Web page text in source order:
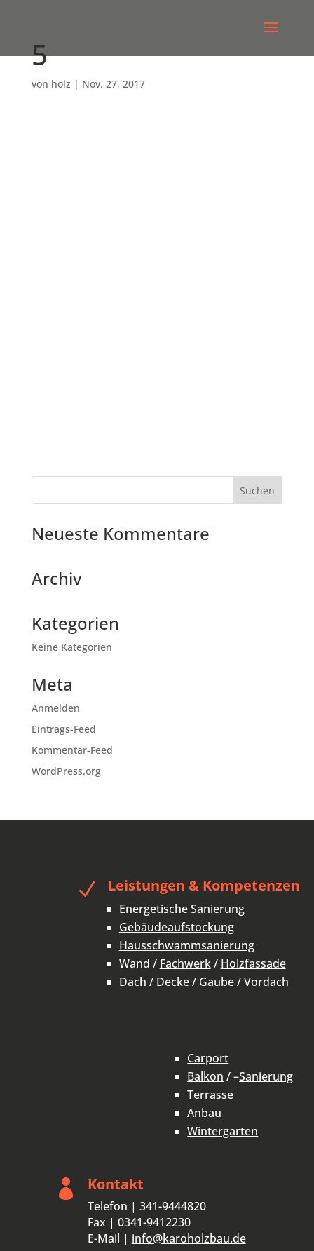
5
von holz | Nov. 27, 2017
Neueste Kommentare
Archiv
Kategorien
Keine Kategorien
Meta
Anmelden
Eintrags-Feed
Kommentar-Feed
WordPress.org
N Leistungen & Kompetenzen
Energetische Sanierung
Gebäudeaufstockung
Hausschwammsanierung
Wand / Fachwerk/ Holzfassade
Dach / Decke/ Gaube/Vordach
Carport
Balkon / –Sanierung
Terrasse
Anbau
Wintergarten
 Kontakt
Telefon | 341-9444820
Fax | 0341-9412230
E-Mail | info@karoholzbau.de